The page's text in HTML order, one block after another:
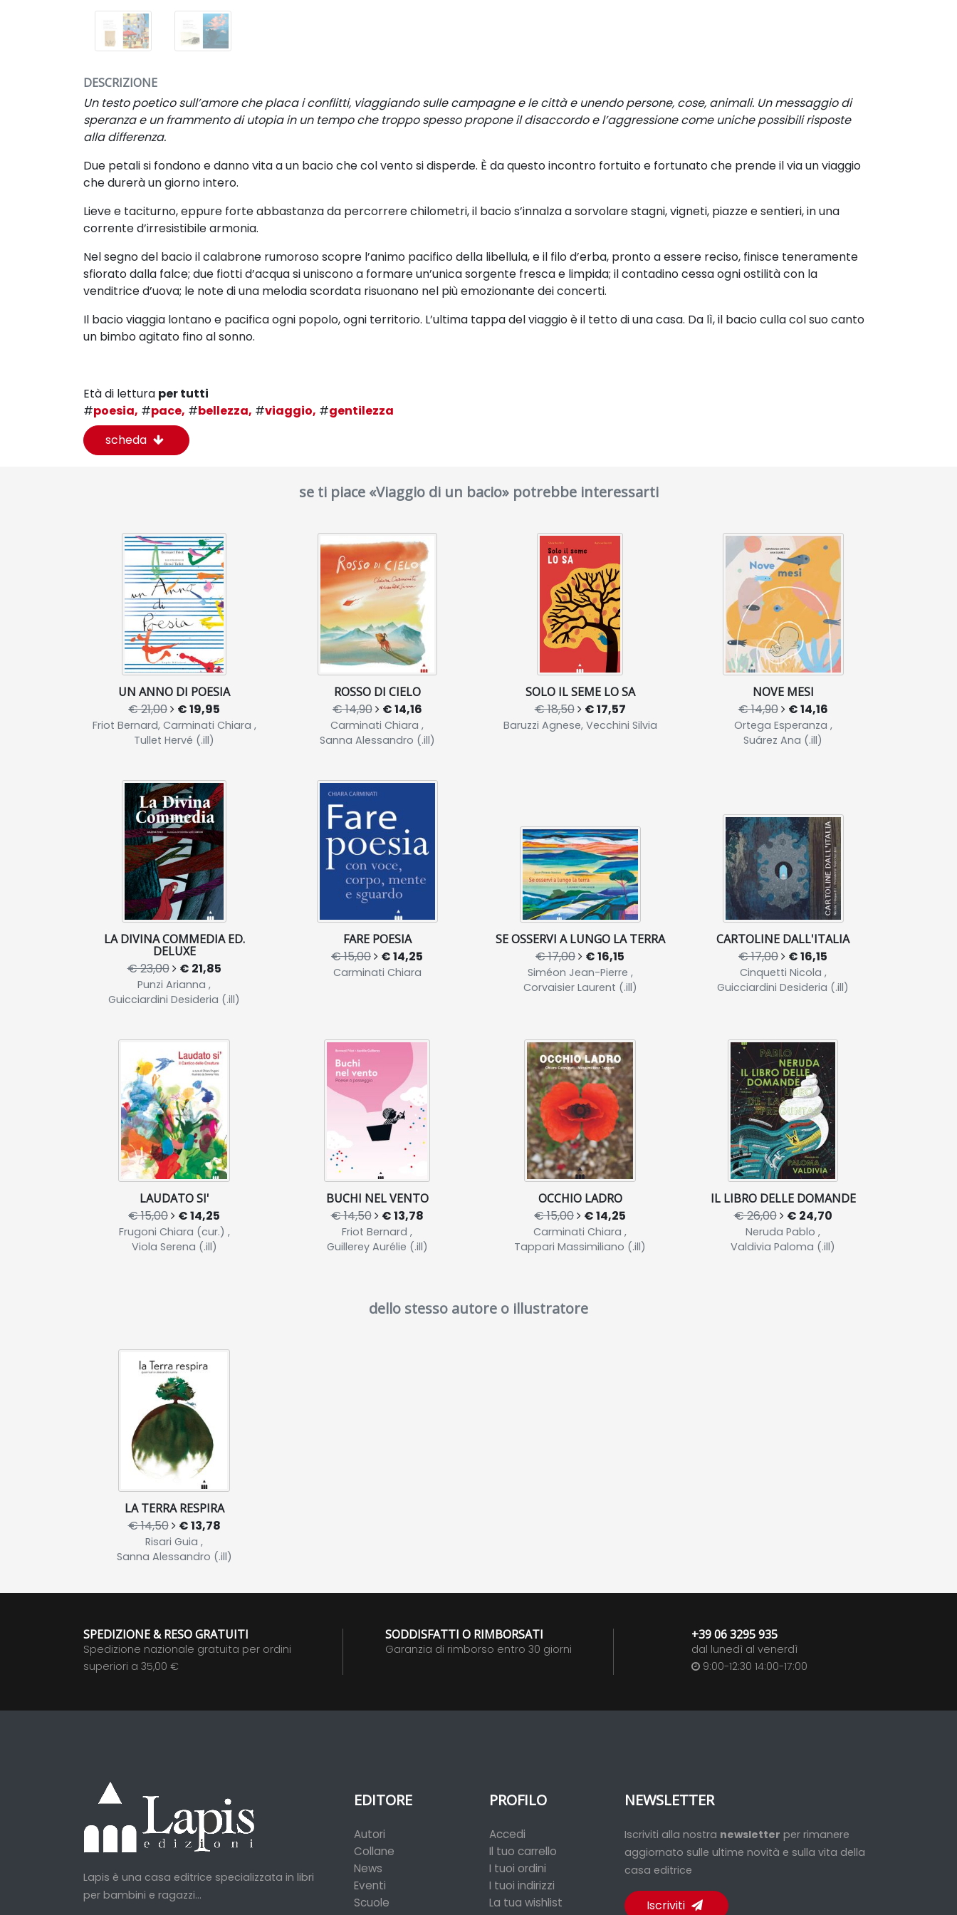
DESCRIZIONE
Un testo poeticosull’amore che placa i conflitti, viaggiando sulle campagne e le cittàe unendo persone, cose, animali. Un messaggio di
speranza e un frammento di utopia in un tempo che troppo spessopropone il disaccordo e l’aggressione come uniche possibili risposte
alla differenza.
Due petali si fondono e danno vita a un bacioche col vento si disperde. È da questo incontro fortuito e fortunato che prende il via un viaggio
che durerà un giorno intero.
Lieve e taciturno, eppure forte abbastanzada percorrere chilometri, il bacio s’innalza asorvolare stagni, vigneti, piazze e sentieri, inuna
corrente d’irresistibile armonia.
Nel segno del bacio il calabrone rumorososcopre l’animo pacifico della libellula, e il filo d’erba, pronto a essere reciso, finisce teneramente
sfiorato dalla falce; due fiottid’acqua si uniscono a formare un’unicasorgente fresca e limpida; il contadino cessaogni ostilità con la
venditrice d’uova; le notedi una melodia scordata risuonano nel piùemozionante dei concerti.
Il bacio viaggia lontano e pacifica ogni popolo, ogni territorio. L’ultima tappa del viaggio è il tettodi una casa. Da lì, il bacio culla col suo canto
un bimbo agitato fino al sonno.
Età di lettura per tutti
#poesia, #pace, #bellezza, #viaggio, #gentilezza
scheda
se ti piace «Viaggio di un bacio» potrebbe interessarti
UN ANNO DI POESIA
€ 21,00 € 19,95
Friot Bernard, Carminati Chiara ,
Tullet Hervé (.ill)
ROSSO DI CIELO
€ 14,90 € 14,16
Carminati Chiara ,
Sanna Alessandro (.ill)
SOLO IL SEME LO SA
€ 18,50 € 17,57
Baruzzi Agnese, Vecchini Silvia
NOVE MESI
€ 14,90 € 14,16
Ortega Esperanza ,
Suárez Ana (.ill)
LA DIVINA COMMEDIA ED.
DELUXE
€ 23,00 € 21,85
Punzi Arianna ,
Guicciardini Desideria (.ill)
FARE POESIA
€ 15,00 € 14,25
Carminati Chiara
SE OSSERVI A LUNGO LA TERRA
€ 17,00 € 16,15
Siméon Jean-Pierre ,
Corvaisier Laurent (.ill)
CARTOLINE DALL'ITALIA
€ 17,00 € 16,15
Cinquetti Nicola ,
Guicciardini Desideria (.ill)
LAUDATO SI'
€ 15,00 € 14,25
Frugoni Chiara (cur.) ,
Viola Serena (.ill)
BUCHI NEL VENTO
€ 14,50 € 13,78
Friot Bernard ,
Guillerey Aurélie (.ill)
OCCHIO LADRO
€ 15,00 € 14,25
Carminati Chiara ,
Tappari Massimiliano (.ill)
IL LIBRO DELLE DOMANDE
€ 26,00 € 24,70
Neruda Pablo ,
Valdivia Paloma (.ill)
dello stesso autore o illustratore
LA TERRA RESPIRA
€ 14,50 € 13,78
Risari Guia ,
Sanna Alessandro (.ill)
SPEDIZIONE & RESO GRATUITI
Spedizione nazionale gratuita per ordini
superiori a 35,00 €
SODDISFATTI O RIMBORSATI
Garanzia di rimborso entro 30 giorni
+39 06 3295 935
dal lunedì al venerdì
9:00-12:30 14:00-17:00
Lapis è una casa editrice specializzata in libri
per bambini e ragazzi...
EDITORE
Autori
Collane
News
Eventi
Scuole
PROFILO
Accedi
Il tuo carrello
I tuoi ordini
I tuoi indirizzi
La tua wishlist
NEWSLETTER
Iscriviti alla nostra newsletter per rimanere
aggiornato sulle ultime novità e sulla vita della
casa editrice
Iscriviti